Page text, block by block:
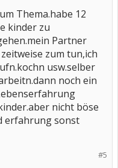
Thema.habe 12
kinder zu
Partner
zum tun,ich
usw.selber
noch ein
nicht böse
erfahrung sonst
#5